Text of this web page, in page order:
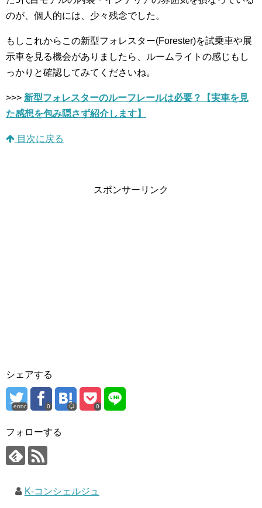
のが、個人的には、少々残念でした。
もしこれからこの新型フォレスター(Forester)を試乗車や展
示車を見る機会がありましたら、ルームライトの感じもし
っかりと確認してみてくださいね。
>>> 新型フォレスターのルーフレールは必要？【実車を見
た感想を包み隠さず紹介します】
目次に戻る
スポンサーリンク
シェアする
error 0 0
フォローする
K-コンシェルジュ